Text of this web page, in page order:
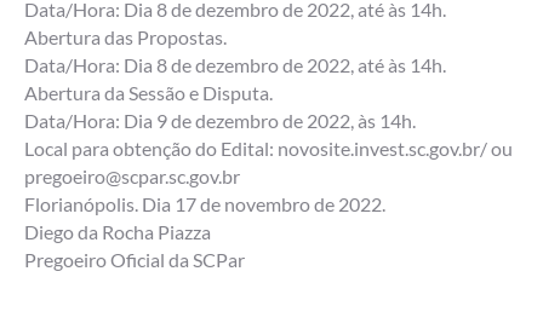
Data/Hora: Dia 8 de dezembro de 2022, até às 14h.
Abertura das Propostas.
Data/Hora: Dia 8 de dezembro de 2022, até às 14h.
Abertura da Sessão e Disputa.
Data/Hora: Dia 9 de dezembro de 2022, às 14h.
Local para obtenção do Edital: novosite.invest.sc.gov.br/ ou
pregoeiro@scpar.sc.gov.br
Florianópolis. Dia 17 de novembro de 2022.
Diego da Rocha Piazza
Pregoeiro Oficial da SCPar